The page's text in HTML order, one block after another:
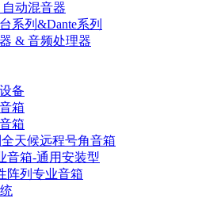
动混音器
系列&Dante系列
& 音频处理器
备
箱
箱
天候远程号角音箱
音箱-通用安装型
阵列专业音箱